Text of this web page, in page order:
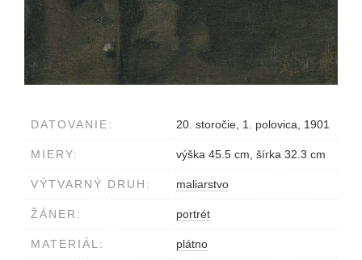
DATOVANIE: 20. storočie, 1. polovica, 1901
MIERY: výška 45.5 cm, šírka 32.3 cm
VÝTVARNÝ DRUH: maliarstvo
ŽÁNER: portrét
MATERIÁL: plátno